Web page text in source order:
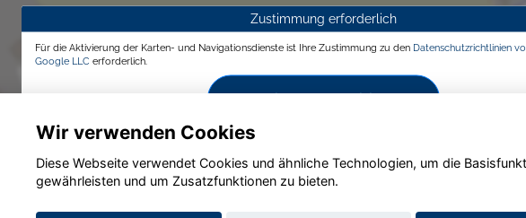
Zustimmung erforderlich
Für die Aktivierung der Karten- und Navigationsdienste ist Ihre Zustimmung zu den Datenschutzrichtlinien
Google LLC erforderlich.
Zustimmen und aktivieren
Wir verwenden Cookies
Diese Webseite verwendet Cookies und ähnliche Technologien, um die
gewährleisten und um Zusatzfunktionen zu bieten.